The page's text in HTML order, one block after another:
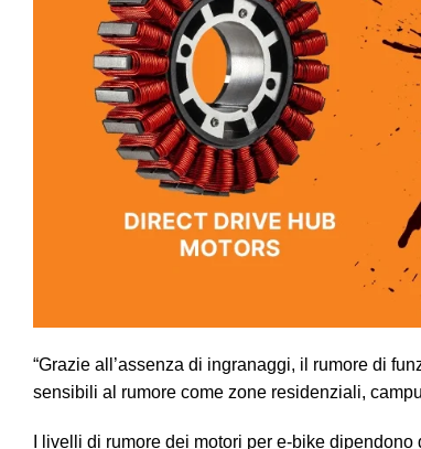
“Grazie all’assenza di ingranaggi, il rumore di
sensibili al rumore come zone residenziali,
I livelli di rumore dei motori per e-bike